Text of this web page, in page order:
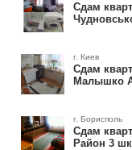
Сдам
г. Киев
Сдам
Малышко
г. Борисполь
Сдам
Район 3